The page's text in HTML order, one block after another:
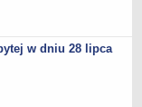
w dniu 28 lipca